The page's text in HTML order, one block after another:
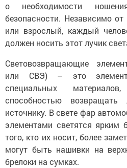
о необходимости
безопасности. Независимо
или взрослый, каждый
должен носить этот лучик
Световозвращающие
или СВЭ) – это
специальных
способностью
источнику. В свете фар
элементами светятся
того, кто их носит, более
могут быть нашивки на
брелоки на сумках.